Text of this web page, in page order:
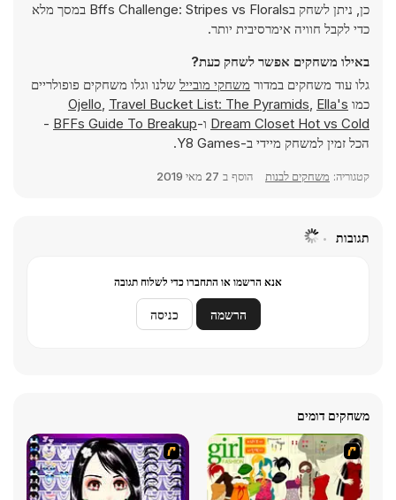
כן, ניתן לשחק בBffs Challenge: Stripes vs Florals במסך מלא
כדי לקבל חוויה אימרסיבית יותר.
באילו משחקים אפשר לשחק כעת?
גלו עוד משחקים במדור משחקי מובייל שלנו וגלו משחקים פופולריים
כמו
Ojello, Travel Bucket List: The Pyramids, Ella's
Dream Closet Hot vs Cold ו-BFFs Guide To Breakup
-
הכל זמין למשחק מיידי ב-Y8 Games.
קטגוריה: משחקים לבנות הוסף ב 27 מאי 2019
תגובות
אנא הרשמו או התחברו כדי לשלוח תגובה
הרשמה כניסה
משחקים דומים